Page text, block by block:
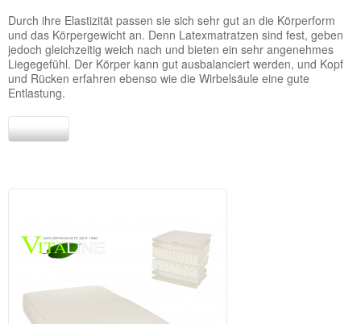
Durch ihre Elastizität passen sie sich sehr gut an die Körperform
und das Körpergewicht an. Denn Latexmatratzen sind fest, geben
jedoch gleichzeitig weich nach und bieten ein sehr angenehmes
Liegegefühl. Der Körper kann gut ausbalanciert werden, und Kopf
und Rücken erfahren ebenso wie die Wirbelsäule eine gute
Entlastung.